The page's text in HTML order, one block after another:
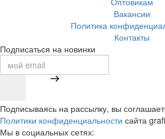
Вакансии
Политика
Контакты
Подписаться на новинки
Подписываясь на рассылку, вы
Политики конфиденциальности сайта
Мы в социальных сетях: